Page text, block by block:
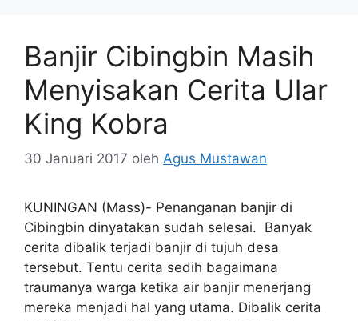
Banjir Cibingbin Masih
Menyisakan Cerita Ular
King Kobra
30 Januari 2017 oleh Agus Mustawan
KUNINGAN (Mass)- Penanganan banjir di
Cibingbin dinyatakan sudah selesai. Banyak
cerita dibalik terjadi banjir di tujuh desa
tersebut. Tentu cerita sedih bagaimana
traumanya warga ketika air banjir menerjang
mereka menjadi hal yang utama. Dibalik cerita